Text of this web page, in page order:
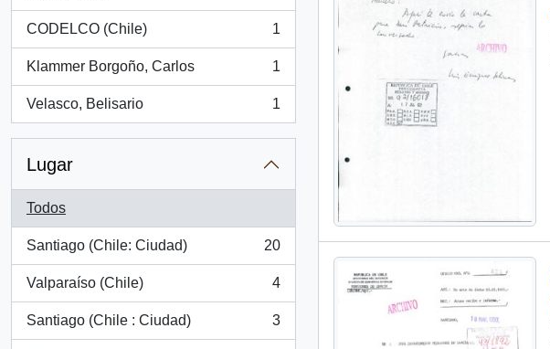
CODELCO (Chile)
, 1 resultados
1
Klammer Borgoño, Carlos
, 1 resultados
1
Velasco, Belisario
, 1 resultados
1
Lugar
Todos
Santiago (Chile: Ciudad)
, 20 resultados
20
Valparaíso (Chile)
, 4 resultados
4
Santiago (Chile : Ciudad)
, 3 resultados
3